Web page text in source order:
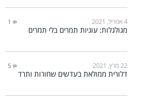
4 אפריל, 2021 1
מגולגלות: עוגיות תמרים בלי תמרים
22 מרץ, 2021 5
דלורית ממולאת בעדשים שחורות ותרד